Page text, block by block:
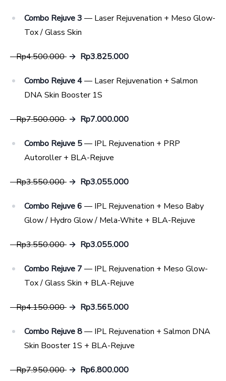
Combo Rejuve 3 — Laser Rejuvenation + Meso Glow-
Tox / Glass Skin
Rp4.500.000 → Rp3.825.000
Combo Rejuve 4— Laser Rejuvenation + Salmon
DNA Skin Booster 1S
Rp7.500.000 → Rp7.000.000
Combo Rejuve 5— IPL Rejuvenation + PRP
Autoroller + BLA-Rejuve
Rp3.550.000 → Rp3.055.000
Combo Rejuve 6 — IPL Rejuvenation + Meso Baby
Glow / Hydro Glow / Mela-White + BLA-Rejuve
Rp3.550.000 → Rp3.055.000
Combo Rejuve 7— IPL Rejuvenation + Meso Glow-
Tox / Glass Skin + BLA-Rejuve
Rp4.150.000 → Rp3.565.000
Combo Rejuve 8— IPL Rejuvenation + Salmon DNA
Skin Booster 1S + BLA-Rejuve
Rp7.950.000 → Rp6.800.000